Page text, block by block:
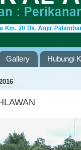
Gallery Hubungi